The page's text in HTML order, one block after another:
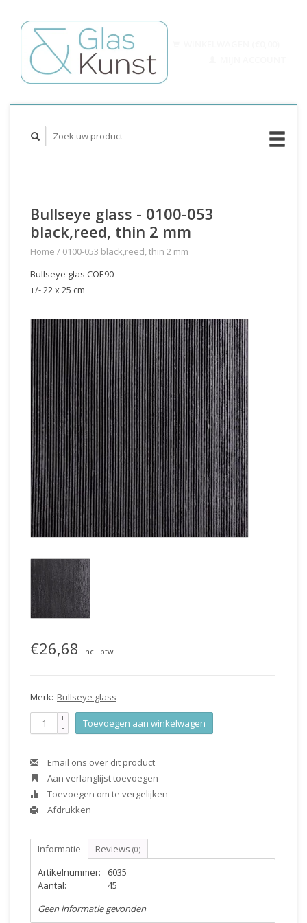
Bullseye glass - 0100-053
black,reed, thin 2 mm
Home / 0100-053 black,reed, thin 2 mm
Bullseye glas COE90
+/- 22 x 25 cm
€26,68 Incl. btw
Merk: Bullseye glass
+
- Toevoegen aan winkelwagen
Email ons over dit product
Aan verlanglijst toevoegen
Toevoegen om te vergelijken
Afdrukken
Informatie Reviews (0)
Artikelnummer:
6035
Aantal:
45
Geen informatie gevonden